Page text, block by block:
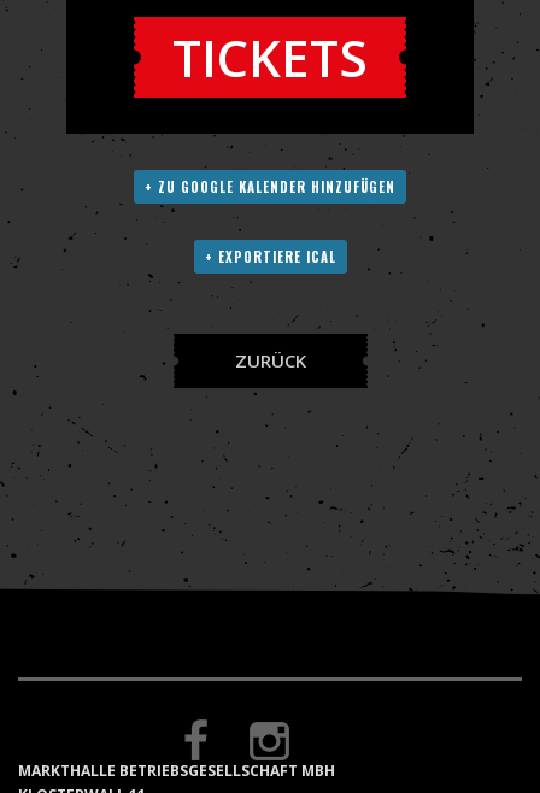
TICKETS
+ ZU GOOGLE KALENDER HINZUFÜGEN
+ EXPORTIERE ICAL
ZURÜCK
MARKTHALLE BETRIEBSGESELLSCHAFT MBH